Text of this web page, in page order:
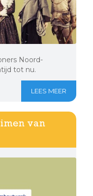
Noord-
tot nu.
LEES MEER
van